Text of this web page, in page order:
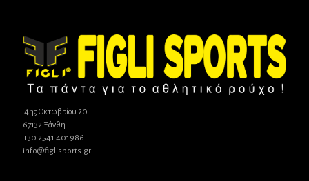
4ης Οκτωβρίου 20
67132 Ξάνθη
+30 2541 401986
info@figlisports.gr